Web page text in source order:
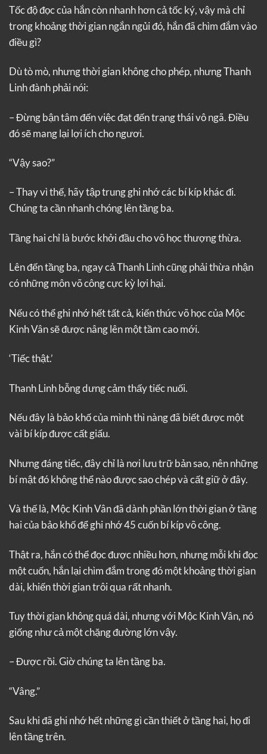
Tốc độ đọc của hắn còn nhanh hơn cả tốc ký, vậy mà chỉ
trong khoảng thời gian ngắn ngủi đó, hắn đã chìm đắm vào
điều gì?
Dù tò mò, nhưng thời gian không cho phép, nhưng Thanh
Linh đành phải nói:
– Đừng bận tâm đến việc đạt đến trạng thái vô ngã. Điều
đó sẽ mang lại lợi ích cho ngươi.
“Vậy sao?”
– Thay vì thế, hãy tập trung ghi nhớ các bí kíp khác đi.
Chúng ta cần nhanh chóng lên tầng ba.
Tầng hai chỉ là bước khởi đầu cho võ học thượng thừa.
Lên đến tầng ba, ngay cả Thanh Linh cũng phải thừa nhận
có những môn võ công cực kỳ lợi hại.
Nếu có thể ghi nhớ hết tất cả, kiến thức võ học của Mộc
Kinh Vân sẽ được nâng lên một tầm cao mới.
‘Tiếc thật.’
Thanh Linh bỗng dưng cảm thấy tiếc nuối.
Nếu đây là bảo khố của mình thì nàng đã biết được một
vài bí kíp được cất giấu.
Nhưng đáng tiếc, đây chỉ là nơi lưu trữ bản sao, nên những
bí mật đó không thể nào được sao chép và cất giữ ở đây.
Và thế là, Mộc Kinh Vân đã dành phần lớn thời gian ở tầng
hai của bảo khố để ghi nhớ 45 cuốn bí kíp võ công.
Thật ra, hắn có thể đọc được nhiều hơn, nhưng mỗi khi đọc
một cuốn, hắn lại chìm đắm trong đó một khoảng thời gian
dài, khiến thời gian trôi qua rất nhanh.
Tuy thời gian không quá dài, nhưng với Mộc Kinh Vân, nó
giống như cả một chặng đường lớn vậy.
– Được rồi. Giờ chúng ta lên tầng ba.
“Vâng.”
Sau khi đã ghi nhớ hết những gì cần thiết ở tầng hai, họ đi
lên tầng trên.